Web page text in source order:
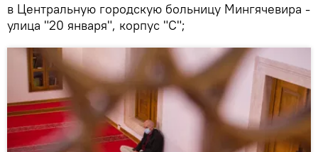
в Центральную городскую больницу Мингячевира -
улица "20 января", корпус "С";